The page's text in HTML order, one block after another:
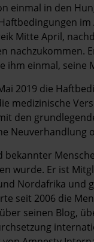
einmal in den
im
Mitte April,
nachzukommen.
ihm einmal, seine
2019 die
medizinische
den
Neuverhandlung
wurde. Er ist
Nordafrika und
seit 2006 die
seinen Blog,